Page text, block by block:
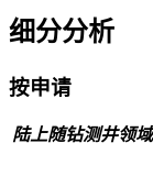
细分分析
按申请
陆上随钻测井领